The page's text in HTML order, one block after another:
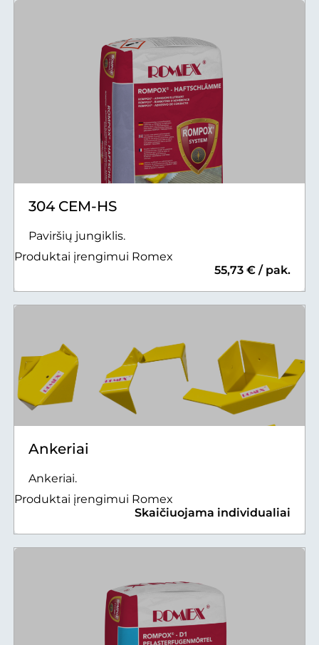
304 CEM-HS
Paviršių jungiklis.
Produktai įrengimui Romex
55,73 € / pak.
Ankeriai
Ankeriai.
Produktai įrengimui Romex
Skaičiuojama individualiai